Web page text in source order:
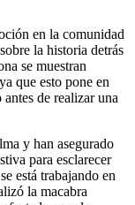
en la comunidad
la historia detrás
se muestran
que esto pone en
de realizar una
y han asegurado
para esclarecer
está trabajando en
la macabra